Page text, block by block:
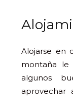
Alojarse en
montaña le
algunos
aprovechar